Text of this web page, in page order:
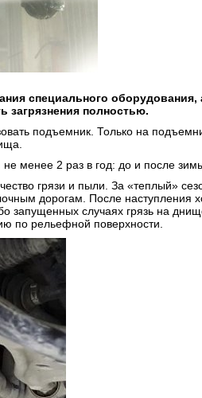
специального
загрязнения полностью.
подъемник. Только на подъемн
менее 2 раз в год: до и после
грязи и пыли. За «теплый»
дорогам. После наступления
случаях грязь на
по рельефной поверхности.